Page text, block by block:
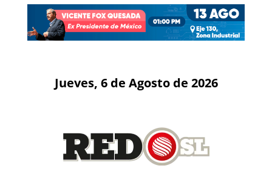
Jueves, 6 de Agosto de 2026